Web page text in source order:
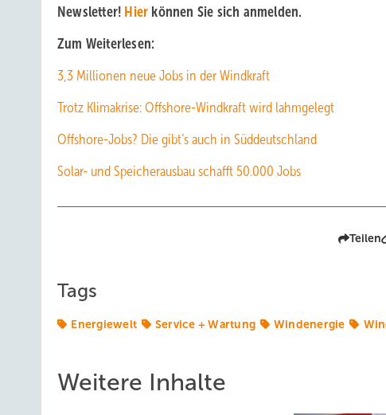
Newsletter! Hier können Sie sich anmelden.
Zum Weiterlesen:
3,3 Millionen neue Jobs in der Windkraft
Trotz Klimakrise: Offshore-Windkraft wird lahmgelegt
Offshore-Jobs? Die gibt’s auch in Süddeutschland
Solar- und Speicherausbau schafft 50.000 Jobs
Teilen
Tags
Energiewelt Service + Wartung Windenergie
Weitere Inhalte